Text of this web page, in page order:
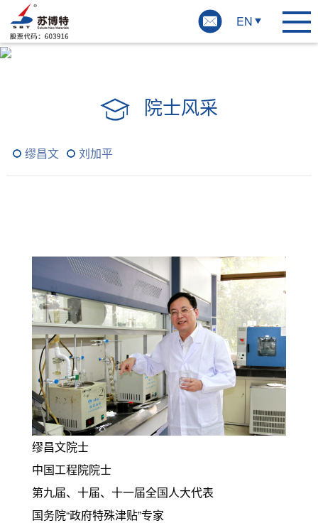
EN
院士风采
院士风采
缪昌文 刘加平
缪昌文院士
中国工程院院士
第九届、十届、十一届全国人大代表
国务院“政府特殊津贴”专家